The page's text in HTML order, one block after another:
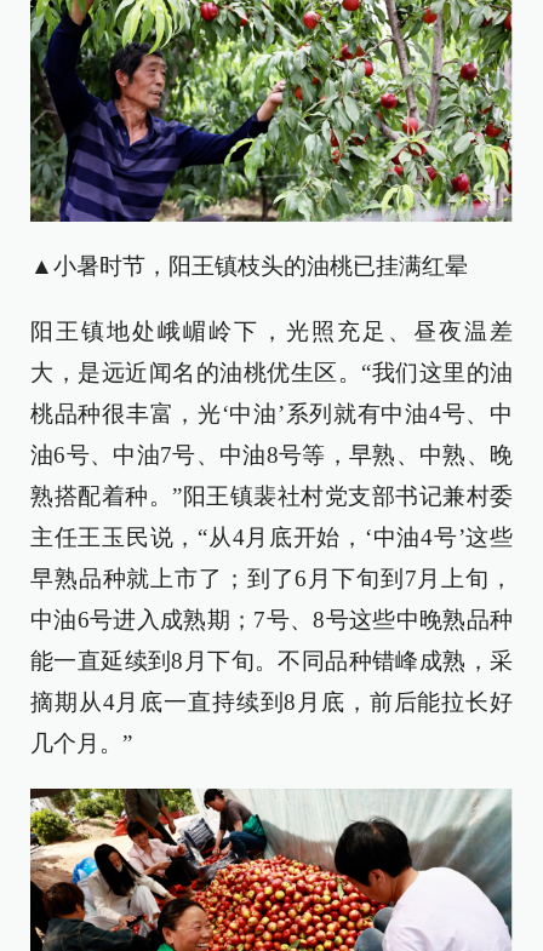
▲小暑时节，阳王镇枝头的油桃已挂满红晕
阳王镇地处峨嵋岭下，光照充足、昼夜温差
大，是远近闻名的油桃优生区。“我们这里的油
桃品种很丰富，光‘中油’系列就有中油4号、中
油6号、中油7号、中油8号等，早熟、中熟、晚
熟搭配着种。”阳王镇裴社村党支部书记兼村委
主任王玉民说，“从4月底开始，‘中油4号’这些
早熟品种就上市了；到了6月下旬到7月上旬，
中油6号进入成熟期；7号、8号这些中晚熟品种
能一直延续到8月下旬。不同品种错峰成熟，采
摘期从4月底一直持续到8月底，前后能拉长好
几个月。”